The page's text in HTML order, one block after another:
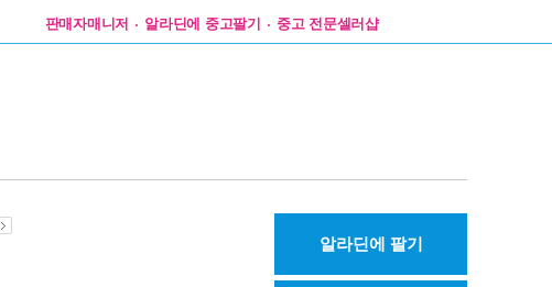
판매자매니저 알라딘에 중고팔기 중고 전문셀러샵
알라딘에 팔기